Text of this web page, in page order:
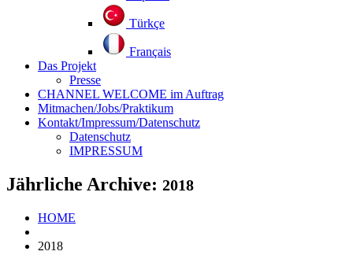
Türkçe
Français
Das Projekt
Presse
CHANNEL WELCOME im Auftrag
Mitmachen/Jobs/Praktikum
Kontakt/Impressum/Datenschutz
Datenschutz
IMPRESSUM
Jährliche Archive: 2018
HOME
2018